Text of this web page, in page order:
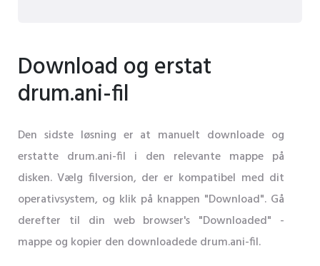
Download og erstat
drum.ani-fil
Den sidste løsning er at manuelt downloade og
erstatte drum.ani-fil i den relevante mappe på
disken. Vælg filversion, der er kompatibel med dit
operativsystem, og klik på knappen "Download". Gå
derefter til din web browser's "Downloaded" -
mappe og kopier den downloadede drum.ani-fil.